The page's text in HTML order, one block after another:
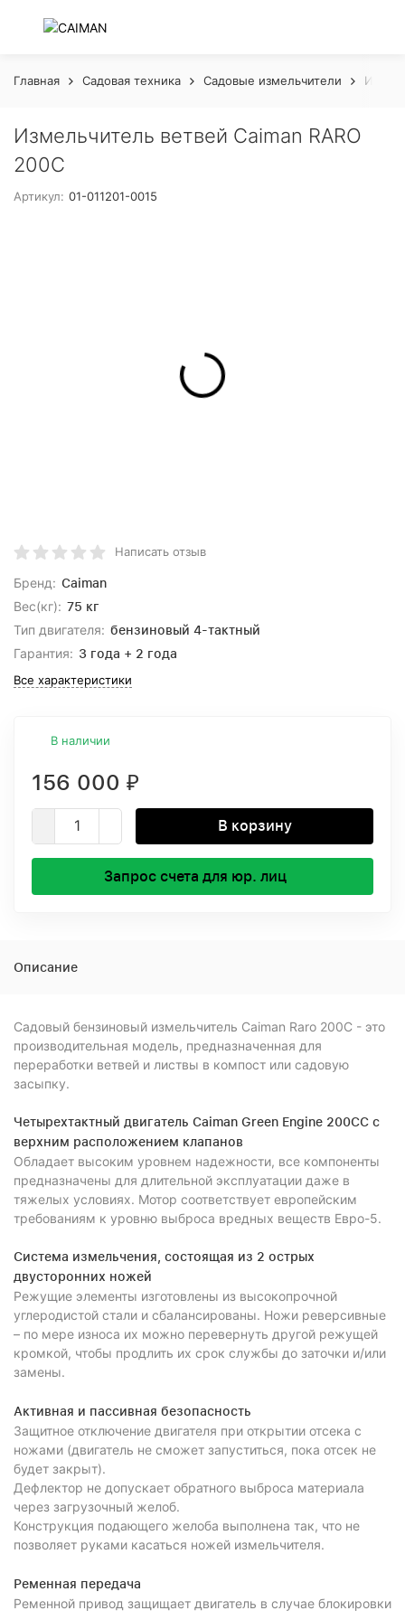
Главная Садовая техника Садовые измельчители
Измельчитель ветвей Caiman RARO
200C
Артикул: 01-011201-0015
Написать отзыв
Бренд: Caiman
Вес(кг): 75 кг
Тип двигателя: бензиновый 4-тактный
Гарантия: 3 года + 2 года
Все характеристики
В наличии
156 000 ₽
В корзину
Запрос счета для юр. лиц
Описание
Садовый бензиновый измельчитель Caiman Raro 200C - это
производительная модель, предназначенная для
переработки ветвей и листвы в компост или садовую
засыпку.
Четырехтактный двигатель Caiman Green Engine 200CC с
верхним расположением клапанов
Обладает высоким уровнем надежности, все компоненты
предназначены для длительной эксплуатации даже в
тяжелых условиях. Мотор соответствует европейским
требованиям к уровню выброса вредных веществ Евро-5.
Система измельчения, состоящая из 2 острых
двусторонних ножей
Режущие элементы изготовлены из высокопрочной
углеродистой стали и сбалансированы. Ножи реверсивные
– по мере износа их можно перевернуть другой режущей
кромкой, чтобы продлить их срок службы до заточки и/или
замены.
Активная и пассивная безопасность
Защитное отключение двигателя при открытии отсека с
ножами (двигатель не сможет запуститься, пока отсек не
будет закрыт).
Дефлектор не допускает обратного выброса материала
через загрузочный желоб.
Конструкция подающего желоба выполнена так, что не
позволяет руками касаться ножей измельчителя.
Ременная передача
Ременной привод защищает двигатель в случае блокировки